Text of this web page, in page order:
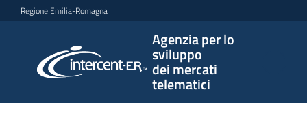
Vai al contenuto
Vai alla navigazione
Vai al footer
Regione Emilia-Romagna
Agenzia per lo
sviluppo
dei mercati
telematici
per lo
sviluppo